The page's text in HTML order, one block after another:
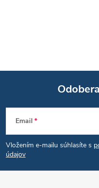
c
i
e
Z
á
p
Email
Vložením e-mailu súhlasíte s
údajov